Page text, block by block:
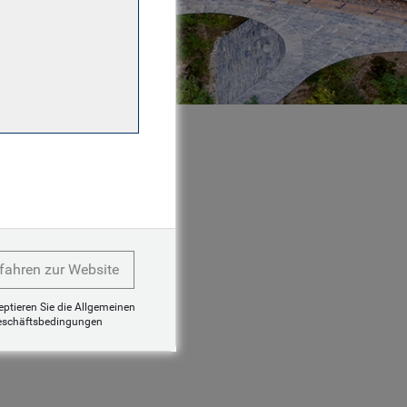
zur Website
Sie die Allgemeinen